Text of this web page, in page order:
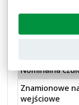
Kompensacja
Ograniczenia
Nominalna
Znamionowe
wejściowe